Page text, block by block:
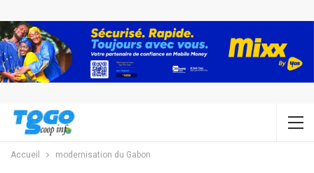
Accueil modernisation du Gabon